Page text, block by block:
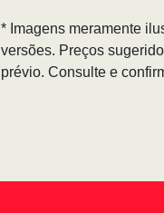
* Imagens meramente
versões. Preços
prévio. Consulte e